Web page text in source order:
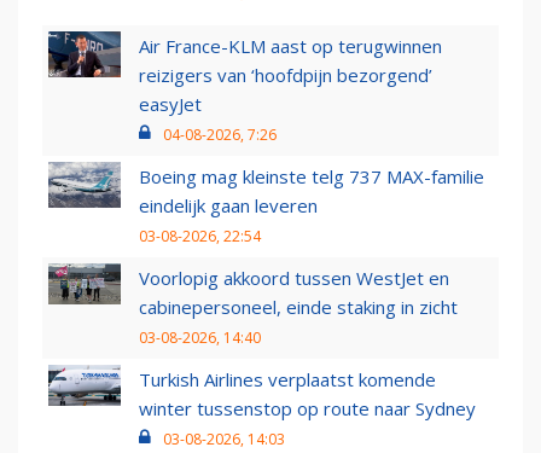
Air France-KLM aast op terugwinnen
reizigers van ‘hoofdpijn bezorgend’
easyJet
04-08-2026, 7:26
Boeing mag kleinste telg 737 MAX-familie
eindelijk gaan leveren
03-08-2026, 22:54
Voorlopig akkoord tussen WestJet en
cabinepersoneel, einde staking in zicht
03-08-2026, 14:40
Turkish Airlines verplaatst komende
winter tussenstop op route naar Sydney
03-08-2026, 14:03